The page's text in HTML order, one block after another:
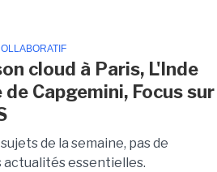
cloud à Paris, L'Inde
Capgemini, Focus sur
de la semaine, pas de
actualités essentielles.